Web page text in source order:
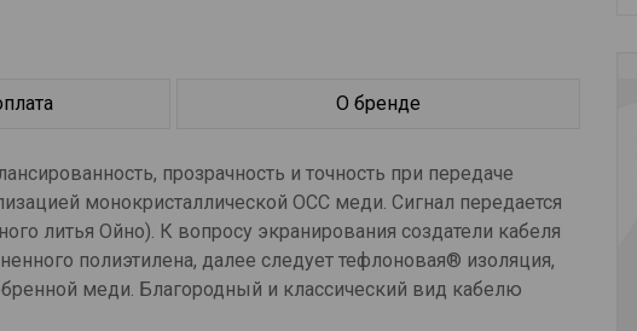
О бренде
прозрачность и точность при передаче
монокристаллической ОСС меди. Сигнал передается
литья Ойно). К вопросу экранирования создатели кабеля
полиэтилена, далее следует тефлоновая® изоляция,
меди. Благородный и классический вид кабелю